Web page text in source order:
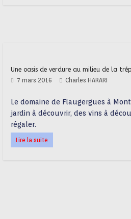
Une oasis de verdure au milieu de la
7 mars 2016 Charles HARARI
Le domaine de Flaugergues à
jardin à découvrir, des vins à
régaler.
Lire la suite